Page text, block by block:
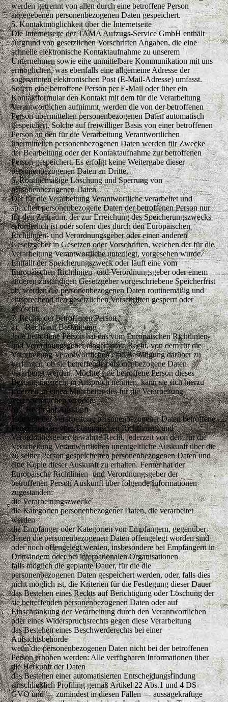
werden getrennt von allen durch eine betroffene Person
angegebenen personenbezogenen Daten gespeichert.
5. Kontaktmöglichkeit über die Internetseite
Die Internetseite der TAMA Aufzugs-Service GmbH enthält
aufgrund von gesetzlichen Vorschriften Angaben, die eine
schnelle elektronische Kontaktaufnahme zu unserem
Unternehmen sowie eine unmittelbare Kommunikation mit uns
ermöglichen, was ebenfalls eine allgemeine Adresse der
sogenannten elektronischen Post (E-Mail-Adresse) umfasst.
Sofern eine betroffene Person per E-Mail oder über ein
Kontaktformular den Kontakt mit dem für die Verarbeitung
Verantwortlichen aufnimmt, werden die von der betroffenen
Person übermittelten personenbezogenen Daten automatisch
gespeichert. Solche auf freiwilliger Basis von einer betroffenen
Person an den für die Verarbeitung Verantwortlichen
übermittelten personenbezogenen Daten werden für Zwecke
der Bearbeitung oder der Kontaktaufnahme zur betroffenen
Person gespeichert. Es erfolgt keine Weitergabe dieser
personenbezogenen Daten an Dritte.
6. Routinemäßige Löschung und Sperrung von
personenbezogenen Daten
Der für die Verarbeitung Verantwortliche verarbeitet und
speichert personenbezogene Daten der betroffenen Person nur
für den Zeitraum, der zur Erreichung des Speicherungszwecks
erforderlich ist oder sofern dies durch den Europäischen
Richtlinien- und Verordnungsgeber oder einen anderen
Gesetzgeber in Gesetzen oder Vorschriften, welchen der für die
Verarbeitung Verantwortliche unterliegt, vorgesehen wurde.
Entfällt der Speicherungszweck oder läuft eine vom
Europäischen Richtlinien- und Verordnungsgeber oder einem
anderen zuständigen Gesetzgeber vorgeschriebene Speicherfrist
ab, werden die personenbezogenen Daten routinemäßig und
entsprechend den gesetzlichen Vorschriften gesperrt oder
gelöscht.
7. Rechte der betroffenen Person
a) Recht auf Bestätigung
Jede betroffene Person hat das vom Europäischen Richtlinien-
und Verordnungsgeber eingeräumte Recht, von dem für die
Verarbeitung Verantwortlichen eine Bestätigung darüber zu
verlangen, ob sie betreffende personenbezogene Daten
verarbeitet werden. Möchte eine betroffene Person dieses
Bestätigungsrecht in Anspruch nehmen, kann sie sich hierzu
jederzeit an einen Mitarbeiter des für die Verarbeitung
Verantwortlichen wenden.
b) Recht auf Auskunft
Jede von der Verarbeitung personenbezogener Daten betroffene
Person hat das vom Europäischen Richtlinien- und
Verordnungsgeber gewährte Recht, jederzeit von dem für die
Verarbeitung Verantwortlichen unentgeltliche Auskunft über die
zu seiner Person gespeicherten personenbezogenen Daten und
eine Kopie dieser Auskunft zu erhalten. Ferner hat der
Europäische Richtlinien- und Verordnungsgeber der
betroffenen Person Auskunft über folgende Informationen
zugestanden:
die Verarbeitungszwecke
die Kategorien personenbezogener Daten, die verarbeitet
werden
die Empfänger oder Kategorien von Empfängern, gegenüber
denen die personenbezogenen Daten offengelegt worden sind
oder noch offengelegt werden, insbesondere bei Empfängern in
Drittländern oder bei internationalen Organisationen
falls möglich die geplante Dauer, für die die
personenbezogenen Daten gespeichert werden, oder, falls dies
nicht möglich ist, die Kriterien für die Festlegung dieser Dauer
das Bestehen eines Rechts auf Berichtigung oder Löschung der
sie betreffenden personenbezogenen Daten oder auf
Einschränkung der Verarbeitung durch den Verantwortlichen
oder eines Widerspruchsrechts gegen diese Verarbeitung
das Bestehen eines Beschwerderechts bei einer
Aufsichtsbehörde
wenn die personenbezogenen Daten nicht bei der betroffenen
Person erhoben werden: Alle verfügbaren Informationen über
die Herkunft der Daten
das Bestehen einer automatisierten Entscheidungsfindung
einschließlich Profiling gemäß Artikel 22 Abs.1 und 4 DS-
GVO und — zumindest in diesen Fällen — aussagekräftige